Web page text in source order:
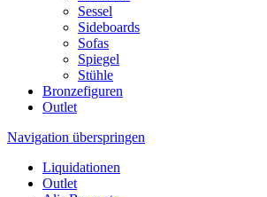
Sessel
Sideboards
Sofas
Spiegel
Stühle
Bronzefiguren
Outlet
Navigation überspringen
Liquidationen
Outlet